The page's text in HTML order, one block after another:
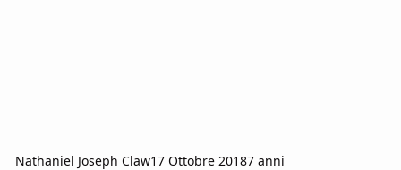
Nathaniel Joseph Claw17 Ottobre 20187 anni